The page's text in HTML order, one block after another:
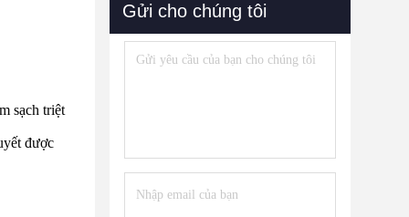
sạch triệt
được
Gửi cho chúng tôi